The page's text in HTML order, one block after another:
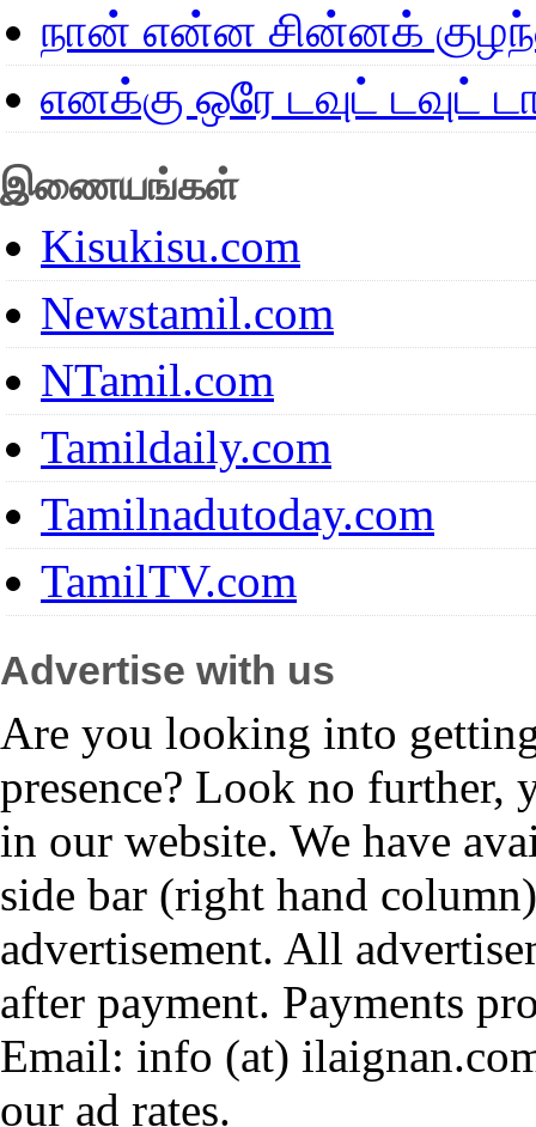
நான் என்ன சின்னக்
எனக்கு ஒரே டவுட் டவுட்
இணையங்கள்
Kisukisu.com
Newstamil.com
NTamil.com
Tamildaily.com
Tamilnadutoday.com
TamilTV.com
Advertise with us
Are you looking into
presence? Look no further,
in our website. We have
side bar (right hand
advertisement. All
after payment. Payments
Email: info (at)
our ad rates.